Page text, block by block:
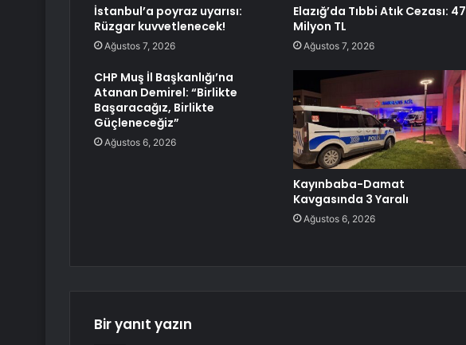
İstanbul’a poyraz uyarısı:
Rüzgar kuvvetlenecek!
Ağustos 7, 2026
Elazığ’da Tıbbi Atık Cezası: 47
Milyon TL
Ağustos 7, 2026
CHP Muş İl Başkanlığı’na
Atanan Demirel: “Birlikte
Başaracağız, Birlikte
Güçleneceğiz”
Ağustos 6, 2026
Kayınbaba-Damat
Kavgasında 3 Yaralı
Ağustos 6, 2026
Bir yanıt yazın